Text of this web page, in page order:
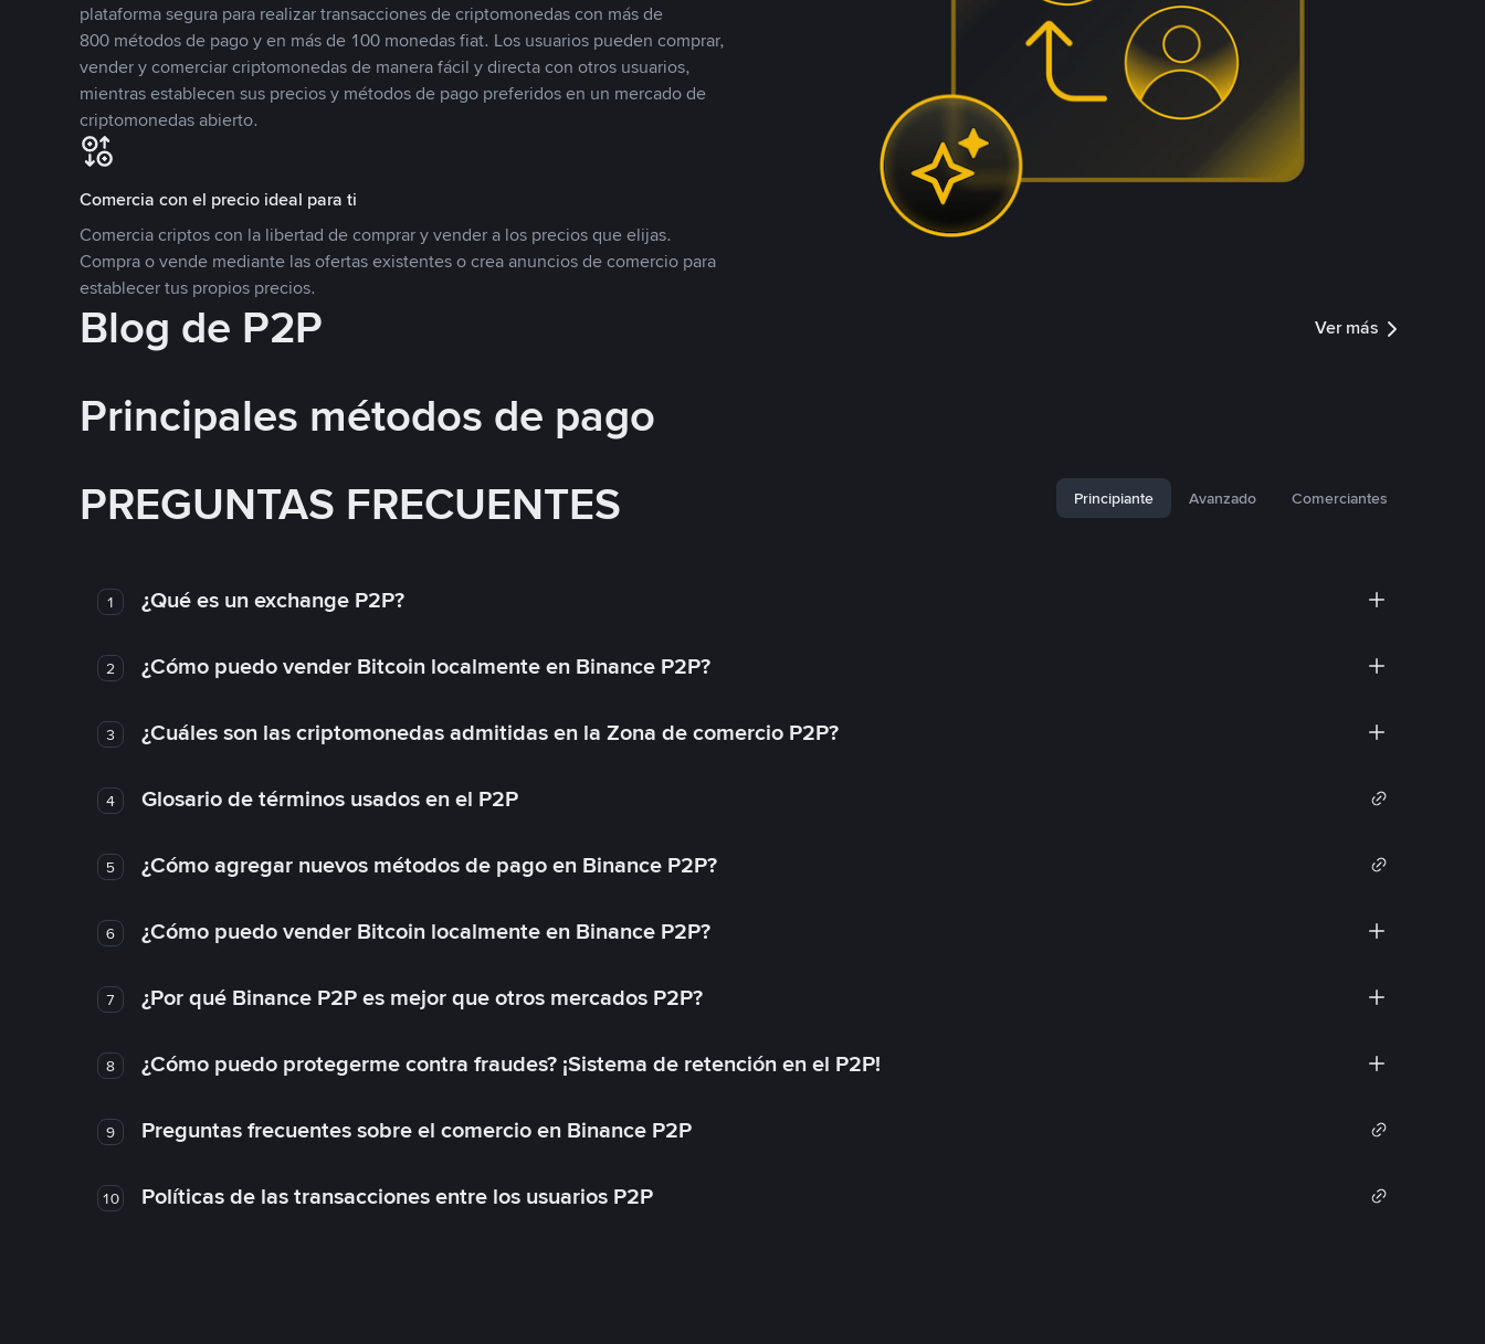
plataforma segura para realizar transacciones de criptomonedas con más de
800 métodos de pago y en más de 100 monedas fiat. Los usuarios pueden comprar,
vender y comerciar criptomonedas de manera fácil y directa con otros usuarios,
mientras establecen sus precios y métodos de pago preferidos en un mercado de
criptomonedas abierto.
Comercia con el precio ideal para ti
Comercia criptos con la libertad de comprar y vender a los precios que elijas.
Compra o vende mediante las ofertas existentes o crea anuncios de comercio para
establecer tus propios precios.
Blog de P2P Ver más
Principales métodos de pago
PREGUNTAS FRECUENTES
Principiante Avanzado Comerciantes
1 ¿Qué es un exchange P2P?
2 ¿Cómo puedo vender Bitcoin localmente en Binance P2P?
3 ¿Cuáles son las criptomonedas admitidas en la Zona de comercio P2P?
4 Glosario de términos usados en el P2P
5 ¿Cómo agregar nuevos métodos de pago en Binance P2P?
6 ¿Cómo puedo vender Bitcoin localmente en Binance P2P?
7 ¿Por qué Binance P2P es mejor que otros mercados P2P?
8 ¿Cómo puedo protegerme contra fraudes? ¡Sistema de retención en el P2P!
9 Preguntas frecuentes sobre el comercio en Binance P2P
10 Políticas de las transacciones entre los usuarios P2P